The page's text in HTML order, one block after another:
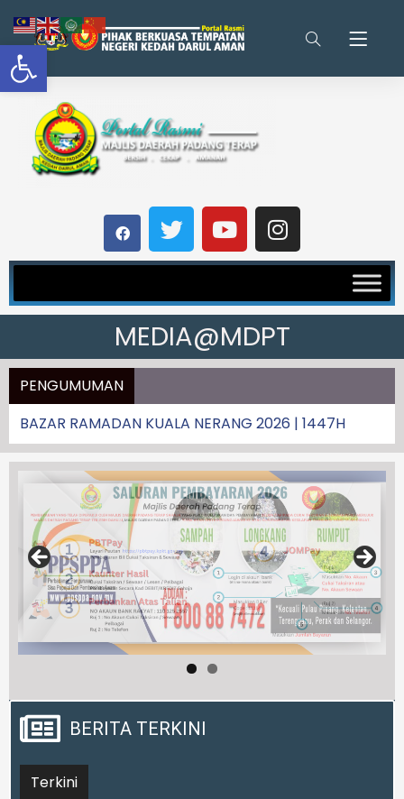
Open toolbar
MEDIA@MDPT
PENGUMUMAN
BAZAR RAMADAN KUALA NERANG 2026 | 1447H
BERITA TERKINI
Terkini